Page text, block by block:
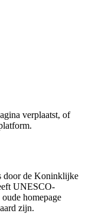
verplaatst, of
door de Koninklijke
UNESCO-
homepage
zijn.